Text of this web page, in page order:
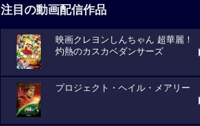
注目の動画配信作品
映画クレヨンしんちゃん 超華麗！
灼熱のカスカベダンサーズ
プロジェクト・ヘイル・メアリー